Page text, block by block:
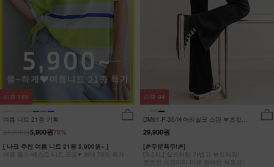
여름 니트 21종 기획
76%
5,900원
[ 나크 추천 여름 니트 21종 5,900원~ ]
여름 필수 베스트 니트 모음♥ 최대 76% 특가
리뷰 185
DM61-P-35/에어리실크 스판 부츠컷팬
츠_DY
29,900원
[🎉주문폭주!🎉]
[S-2XL] 실크처럼 가볍고 부드러워!
쫀쫀한 스판까지 더해 완벽한 착용감!
리뷰 94